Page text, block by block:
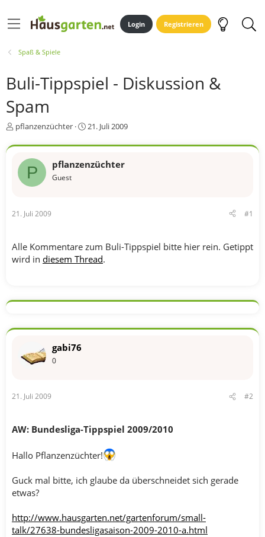
Login Registrieren
Spaß & Spiele
Buli-Tippspiel - Diskussion &
Spam
E
s
e
r
pflanzenzüchter
E
s
e
21. Juli 2009
P pflanzenzüchter
Guest
21. Juli 2009 #1
Alle Kommentare zum Buli-Tippspiel bitte hier rein. Getippt
wird in diesem Thread.
gabi76
0
21. Juli 2009 #2
AW: Bundesliga-Tippspiel 2009/2010
Hallo Pflanzenzüchter!
Guck mal bitte, ich glaube da überschneidet sich gerade
etwas?
http://www.hausgarten.net/gartenforum/small-
talk/27638-bundesligasaison-2009-2010-a.html